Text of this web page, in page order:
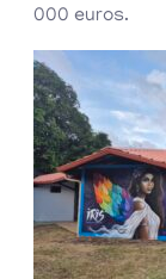
000 euros.